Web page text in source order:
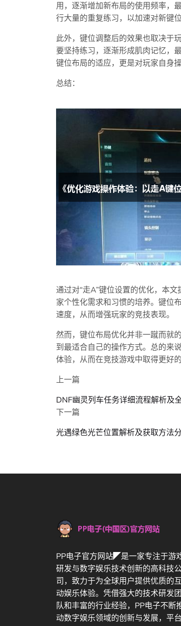
用，逐渐增加新布局的使用频率，
行大量的重复练习，以加速对新键位
此外，键位调整后的效果也取决于
要坚持练习，逐渐形成肌肉记忆，
键位布局的适应，更是对玩家自身
总结：
通过对“走A”键位设置的优化，本
家个性化需求和习惯的培养。键位
速度，从而增强玩家的竞技表现。
然而，键位布局优化并非一蹴而就
到最适合自己的操作方式。总的来
体验，从而在竞技游戏中取得更好的
上一篇
DNF幽灵列车任务详细流程解析及
下一篇
光遇绿色光芒位置解析及获取方法
PP电子官方网站◤是一家专注于游
研发与数字娱乐技术创新的高科技
司，致力于为全球用户提供优质的
动娱乐体验。凭借强大的技术研发团
队和丰富的行业经验，PP电子不断
动数字娱乐领域的创新与发展，平台